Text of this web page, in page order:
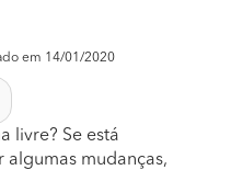
em 14/01/2020
livre? Se está
algumas mudanças,